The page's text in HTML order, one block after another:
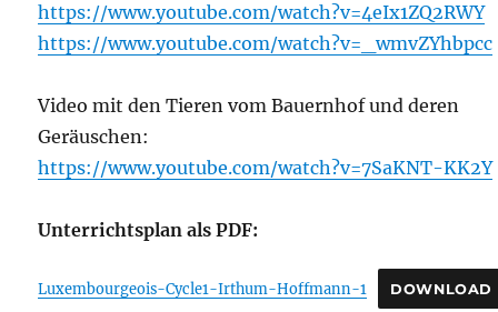
https://www.youtube.com/watch?v=4eIx1ZQ2RWY
https://www.youtube.com/watch?v=_wmvZYhbpcc
Video mit den Tieren vom Bauernhof und deren
Geräuschen:
https://www.youtube.com/watch?v=7SaKNT-KK2Y
Unterrichtsplan als PDF:
Luxembourgeois-Cycle1-Irthum-Hoffmann-1 DOWNLOAD